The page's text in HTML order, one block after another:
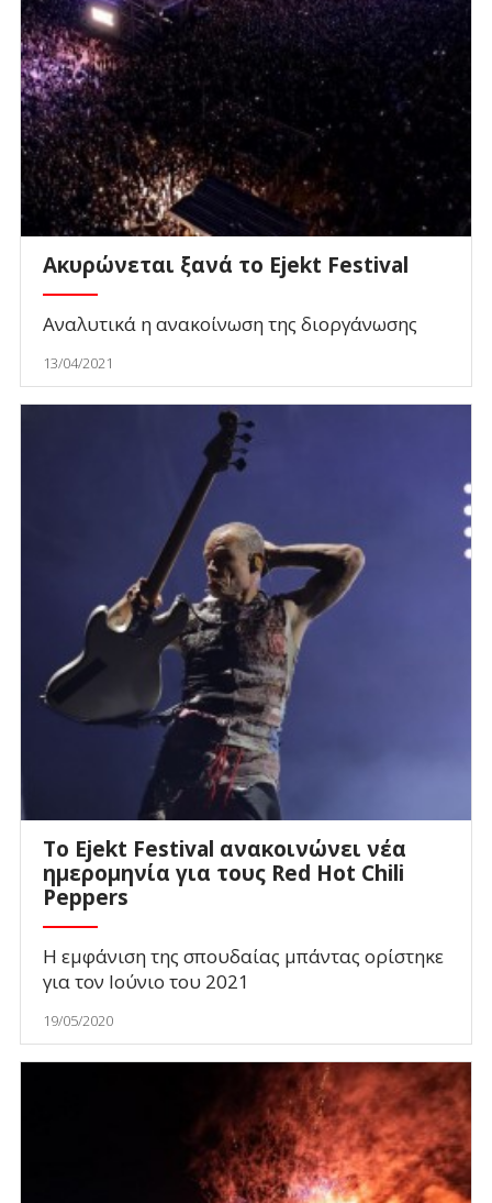
Ακυρώνεται ξανά το Ejekt Festival
Αναλυτικά η ανακοίνωση της διοργάνωσης
13/04/2021
To Εjekt Festival ανακοινώνει νέα
ημερομηνία για τους Red Hot Chili
Peppers
Η εμφάνιση της σπουδαίας μπάντας ορίστηκε
για τον Ιούνιο του 2021
19/05/2020